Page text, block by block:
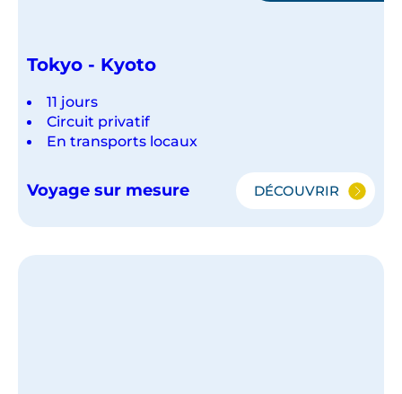
Tokyo - Kyoto
11 jours
Circuit privatif
En transports locaux
Voyage sur mesure DÉCOUVRIR
TOKYO